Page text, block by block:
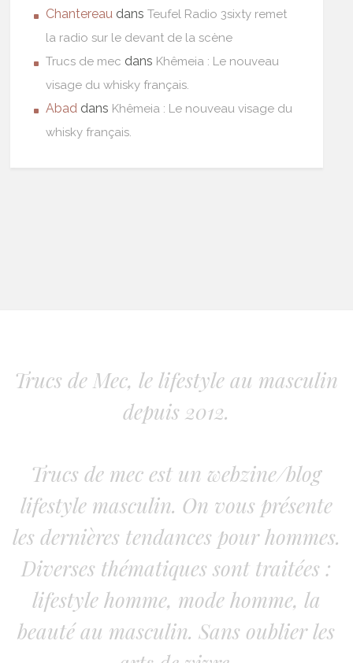
Chantereau dansTeufel Radio 3sixty remet
la radio sur le devant de la scène
Trucs de mec dans Khêmeia : Le nouveau
visage du whisky français.
Abad dans Khêmeia : Le nouveau visage du
whisky français.
Trucs de Mec, le lifestyle au masculin
depuis 2012.
Trucs de mec est un webzine/blog
lifestyle masculin. On vous présente
les dernières tendances pour hommes.
Diverses thématiques sont traitées :
lifestyle homme, mode homme, la
beauté au masculin. Sans oublier les